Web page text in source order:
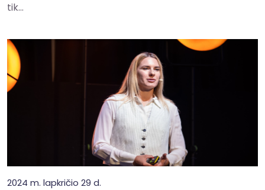
tik...
2024 m. lapkričio 29 d.